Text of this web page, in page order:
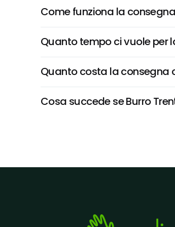
Come funziona la
Quanto tempo ci vuole per
Quanto costa la consegna
Cosa succede se Burro